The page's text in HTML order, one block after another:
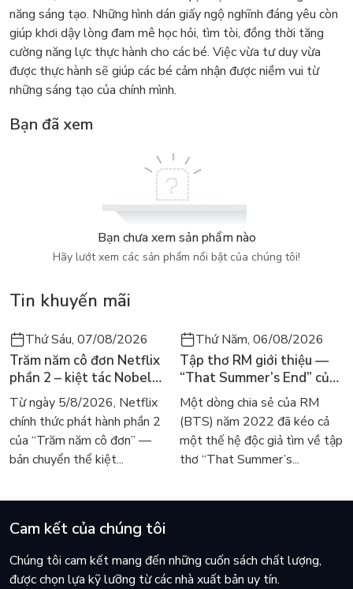
năng sáng tạo. Những hình dán giấy ngộ nghĩnh đáng yêu còn
giúp khơi dậy lòng đam mê học hỏi, tìm tòi, đồng thời tăng
cường năng lực thực hành cho các bé. Việc vừa tư duy vừa
được thực hành sẽ giúp các bé cảm nhận được niềm vui từ
những sáng tạo của chính mình.
Bạn đã xem
Bạn chưa xem sản phẩm nào
Hãy lướt xem các sản phẩm nổi bật của chúng tôi!
Tin khuyến mãi
Thứ Sáu, 07/08/2026
Trăm năm cô đơn Netflix
phần 2 – kiệt tác Nobel
trở lại màn ảnh, dòng
người tìm đọc lại García
Márquez
Từ ngày 5/8/2026, Netflix
chính thức phát hành phần 2
của “Trăm năm cô đơn” —
bản chuyển thể kiệt...
Thứ Năm, 06/08/2026
Tập thơ RM giới thiệu —
“That Summer’s End” của
Lee Seong-bok ra mắt bản
tiếng Anh sau 4 năm gây
sốt
Một dòng chia sẻ của RM
(BTS) năm 2022 đã kéo cả
một thế hệ độc giả tìm về tập
thơ “That Summer’s...
Cam kết của chúng tôi
Chúng tôi cam kết mang đến những cuốn sách chất lượng,
được chọn lựa kỹ lưỡng từ các nhà xuất bản uy tín.